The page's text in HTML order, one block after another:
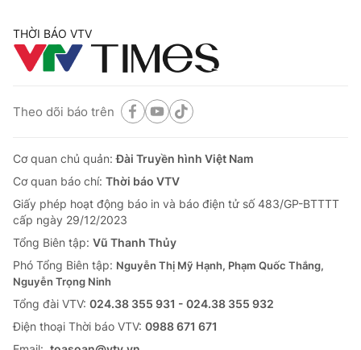
THỜI BÁO VTV
Theo dõi báo trên
Cơ quan chủ quản:Đài Truyền hình Việt Nam
Cơ quan báo chí: Thời báo VTV
Giấy phép hoạt động báo in và báo điện tử số 483/GP-BTTTT
cấp ngày 29/12/2023
Tổng Biên tập: Vũ Thanh Thủy
Phó Tổng Biên tập: Nguyễn Thị Mỹ Hạnh, Phạm Quốc Thắng,
Nguyễn Trọng Ninh
Tổng đài VTV: 024.38 355 931 - 024.38 355 932
Ðiện thoại Thời báo VTV: 0988 671 671